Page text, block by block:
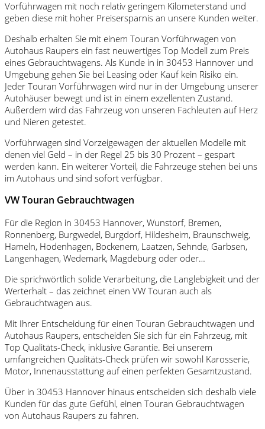
Vorführwagen mit noch relativ geringem Kilometerstand und
geben diese mit hoher Preisersparnis an unsere Kunden weiter.
Deshalb erhalten Sie mit einem Touran Vorführwagen von
Autohaus Raupers ein fast neuwertiges Top Modell zum Preis
eines Gebrauchtwagens. Als Kunde in in 30453 Hannover und
Umgebung gehen Sie bei Leasing oder Kauf kein Risiko ein.
Jeder Touran Vorführwagen wird nur in der Umgebung unserer
Autohäuser bewegt und ist in einem exzellenten Zustand.
Außerdem wird das Fahrzeug von unseren Fachleuten auf Herz
und Nieren getestet.
Vorführwagen sind Vorzeigewagen der aktuellen Modelle mit
denen viel Geld – in der Regel 25 bis 30 Prozent – gespart
werden kann. Ein weiterer Vorteil, die Fahrzeuge stehen bei uns
im Autohaus und sind sofort verfügbar.
VW Touran Gebrauchtwagen
Für die Region in 30453 Hannover, Wunstorf, Bremen,
Ronnenberg, Burgwedel, Burgdorf, Hildesheim, Braunschweig,
Hameln, Hodenhagen, Bockenem, Laatzen, Sehnde, Garbsen,
Langenhagen, Wedemark, Magdeburg oder oder…
Die sprichwörtlich solide Verarbeitung, die Langlebigkeit und der
Werterhalt – das zeichnet einen VW Touran auch als
Gebrauchtwagen aus.
Mit Ihrer Entscheidung für einen Touran Gebrauchtwagen und
Autohaus Raupers, entscheiden Sie sich für ein Fahrzeug, mit
Top Qualitäts-Check, inklusive Garantie. Bei unserem
umfangreichen Qualitäts-Check prüfen wir sowohl Karosserie,
Motor, Innenausstattung auf einen perfekten Gesamtzustand.
Über in 30453 Hannover hinaus entscheiden sich deshalb viele
Kunden für das gute Gefühl, einen Touran Gebrauchtwagen
von Autohaus Raupers zu fahren.